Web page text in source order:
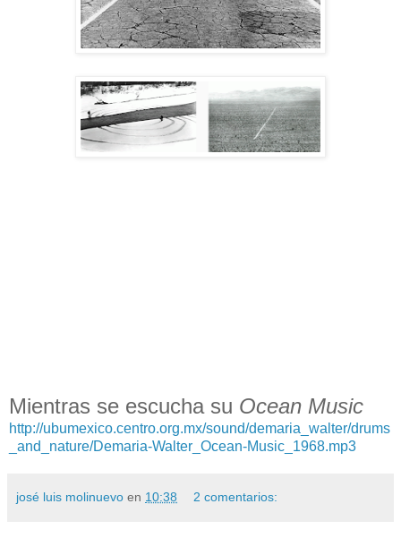
Mientras se escucha su Ocean Music
http://ubumexico.centro.org.mx/sound/demaria_walter/drums
_and_nature/Demaria-Walter_Ocean-Music_1968.mp3
josé luis molinuevo en 10:38 2 comentarios: